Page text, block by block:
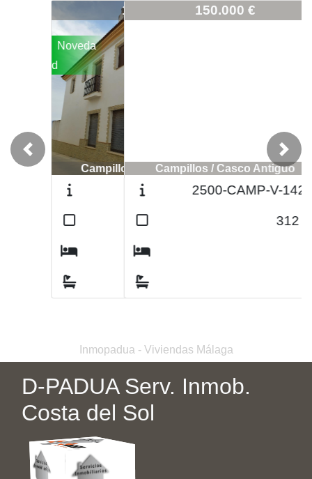
2586-CAMP-V-142
Campillos / Casco Antiguo
2500-CAMP-V-142-C
Previous Next
Inmopadua - Viviendas Málaga
D-PADUA Serv. Inmob.
Costa del Sol